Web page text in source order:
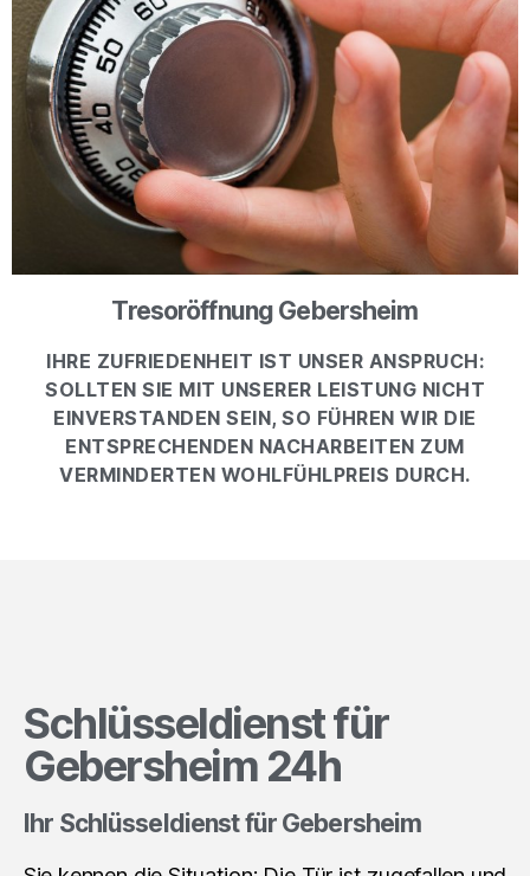
Tresoröffnung Gebersheim
IHRE ZUFRIEDENHEIT IST UNSER ANSPRUCH:
SOLLTEN SIE MIT UNSERER LEISTUNG NICHT
EINVERSTANDEN SEIN, SO FÜHREN WIR DIE
ENTSPRECHENDEN NACHARBEITEN ZUM
VERMINDERTEN WOHLFÜHLPREIS DURCH.
Schlüsseldienst für
Gebersheim 24h
Ihr Schlüsseldienst für Gebersheim